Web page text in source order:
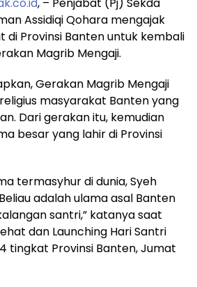
, – Penjabat (Pj) Sekda
Assidiqi Qohara mengajak
di Provinsi Banten untuk kembali
Magrib Mengaji.
Gerakan Magrib Mengaji
masyarakat Banten yang
Dari gerakan itu, kemudian
besar yang lahir di Provinsi
termasyhur di dunia, Syeh
adalah ulama asal Banten
santri,” katanya saat
dan Launching Hari Santri
tingkat Provinsi Banten, Jumat